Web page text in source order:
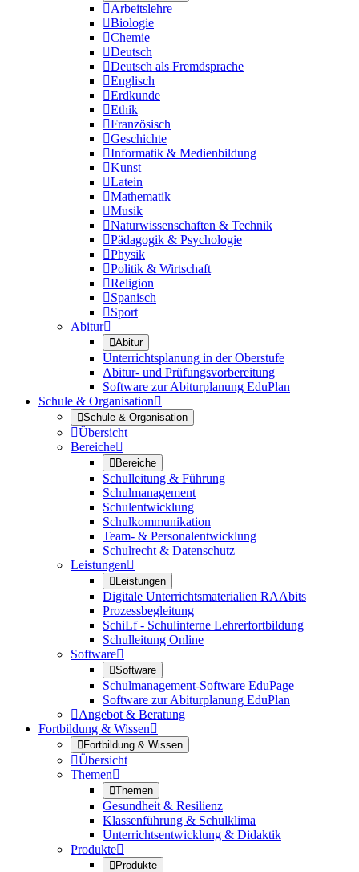
Arbeitslehre
Biologie
Chemie
Deutsch
Deutsch als Fremdsprache
Englisch
Erdkunde
Ethik
Französisch
Geschichte
Informatik & Medienbildung
Kunst
Latein
Mathematik
Musik
Naturwissenschaften & Technik
Pädagogik & Psychologie
Physik
Politik & Wirtschaft
Religion
Spanisch
Sport
Abitur
Abitur
Unterrichtsplanung in der Oberstufe
Abitur- und Prüfungsvorbereitung
Software zur Abiturplanung EduPlan
Schule & Organisation
Schule & Organisation
Übersicht
Bereiche
Bereiche
Schulleitung & Führung
Schulmanagement
Schulentwicklung
Schulkommunikation
Team- & Personalentwicklung
Schulrecht & Datenschutz
Leistungen
Leistungen
Digitale Unterrichtsmaterialien RAAbits
Prozessbegleitung
SchiLf - Schulinterne Lehrerfortbildung
Schulleitung Online
Software
Software
Schulmanagement-Software EduPage
Software zur Abiturplanung EduPlan
Angebot & Beratung
Fortbildung & Wissen
Fortbildung & Wissen
Übersicht
Themen
Themen
Gesundheit & Resilienz
Klassenführung & Schulklima
Unterrichtsentwicklung & Didaktik
Produkte
Produkte